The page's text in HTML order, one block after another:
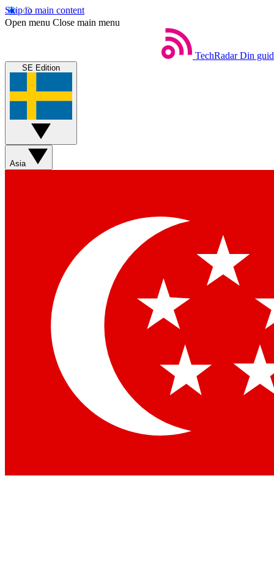
Skip to main content
Open menu Close main menu
TechRadar Din
SE Edition
Asia